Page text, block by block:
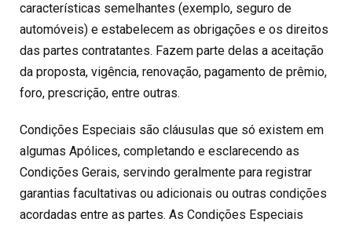
características semelhantes (exemplo, seguro de
automóveis) e estabelecem as obrigações e os direitos
das partes contratantes. Fazem parte delas a aceitação
da proposta, vigência, renovação, pagamento de prêmio,
foro, prescrição, entre outras.
Condições Especiais são cláusulas que só existem em
algumas Apólices, completando e esclarecendo as
Condições Gerais, servindo geralmente para registrar
garantias facultativas ou adicionais ou outras condições
acordadas entre as partes. As Condições Especiais